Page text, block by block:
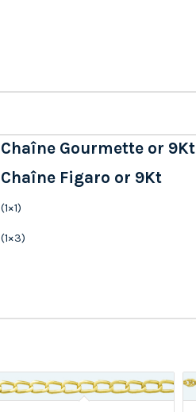
Chaîne Gourmette or 9Kt
Chaîne Figaro or 9Kt
(1×1)
(1×3)